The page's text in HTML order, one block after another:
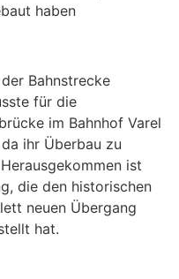
haben
Bahnstrecke
für die
im Bahnhof Varel
ihr Überbau zu
ist
die den historischen
neuen Übergang
hat.